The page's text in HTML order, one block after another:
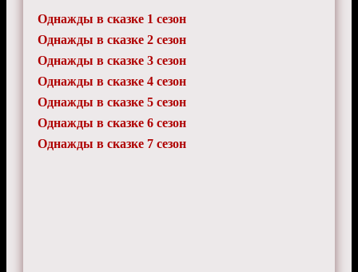
Однажды в сказке 1 сезон
Однажды в сказке 2 сезон
Однажды в сказке 3 сезон
Однажды в сказке 4 сезон
Однажды в сказке 5 сезон
Однажды в сказке 6 сезон
Однажды в сказке 7 сезон